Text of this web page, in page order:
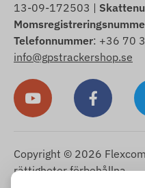
13-09-172503 |
Telefonnummer: +36 70
info@gpstrackershop.se
Copyright © 2026
rättigheter förbehållna.